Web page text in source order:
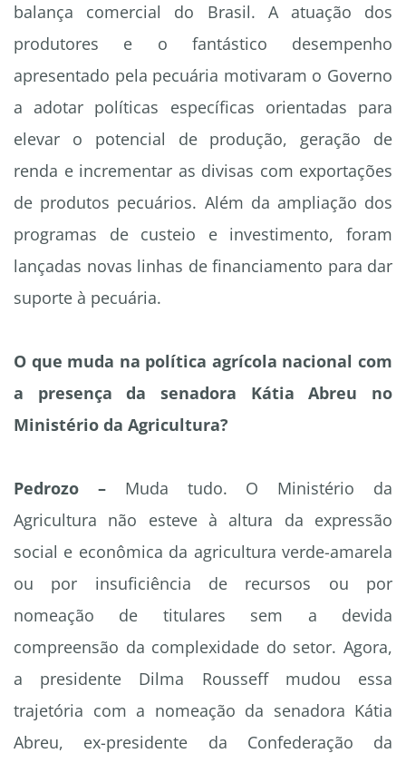
balança comercial do Brasil. A atuação dos
produtores e o fantástico desempenho
apresentado pela pecuária motivaram o Governo
a adotar políticas específicas orientadas para
elevar o potencial de produção, geração de
renda e incrementar as divisas com exportações
de produtos pecuários. Além da ampliação dos
programas de custeio e investimento, foram
lançadas novas linhas de financiamento para dar
suporte à pecuária.
O que muda na política agrícola nacional com
a presença da senadora Kátia Abreu no
Ministério da Agricultura?
Pedrozo –Muda tudo. O Ministério da
Agricultura não esteve à altura da expressão
social e econômica da agricultura verde-amarela
ou por insuficiência de recursos ou por
nomeação de titulares sem a devida
compreensão da complexidade do setor. Agora,
a presidente Dilma Rousseff mudou essa
trajetória com a nomeação da senadora Kátia
Abreu, ex-presidente da Confederação da